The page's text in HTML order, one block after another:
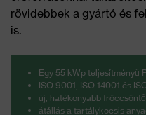
rövidebbek a gyártó és
is.
Egy 55 kWp teljesítményű
ISO 9001, ISO 14001 és
új, hatékonyabb
átállás a tartálykocsis